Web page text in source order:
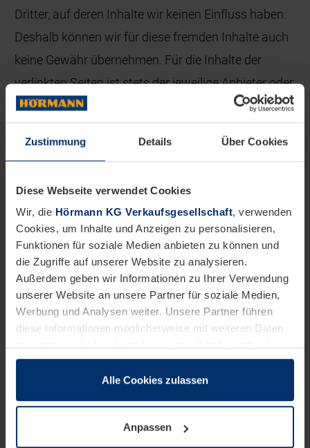
Zustimmung Details Über Cookies
Diese Webseite verwendet Cookies
Wir, die Hörmann KG Verkaufsgesellschaft, verwenden
Cookies, um Inhalte und Anzeigen zu personalisieren,
Funktionen für soziale Medien anbieten zu können und
die Zugriffe auf unserer Website zu analysieren.
Außerdem geben wir Informationen zu Ihrer Verwendung
unserer Website an unsere Partner für soziale Medien,
Werbung und Analysen weiter. Unsere Partner führen
diese Informationen möglicherweise mit weiteren Daten
sie im Rahmen Ihrer Nutzung der Dienste gesammelt
wenn diese für den Betrieb dieser Seite unbedingt
notwendig sind. Für alle anderen Cookie-Typen benötigen
wir Ihre Erlaubnis. Ihre Einwilligung können Sie jederzeit
Alle Cookies zulassen
Anpassen
Dritter, auf deren Inhalte wir keinen Einfluss haben.
Deshalb können wir für diese fremden Inhalte auch
keine Gewähr übernehmen. Für die Inhalte der
verlinkten Seiten ist stets der jeweilige Anbieter oder
Betreiber der Seiten verantwortlich. Die verlinkten
mögliche Rechtsverstöße überprüft. Rechtswidrige
erkennbar.
Eine permanente inhaltliche Kontrolle der verlinkten
Seiten ist jedoch ohne konkrete Anhaltspunkte einer
Rechtsverletzung nicht zumutbar. Bei
Bekanntwerden von Rechtsverletzungen werden wir
derartige Links umgehend entfernen.
Urheberrecht
Die durch die Seitenbetreiber erstellten Inhalte und